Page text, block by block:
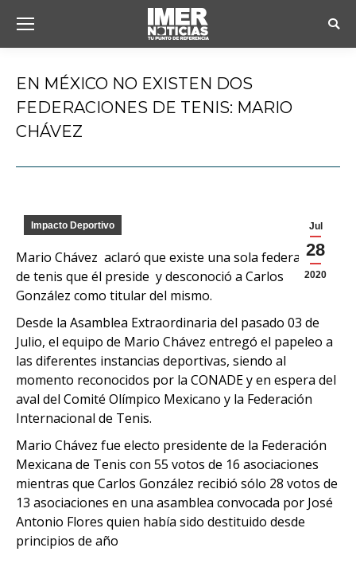
EN MÉXICO NO EXISTEN DOS
FEDERACIONES DE TENIS: MARIO
CHÁVEZ
Jul
28
2020
Impacto Deportivo
Mario Chávez aclaró que existe una sola federación
de tenis que él preside y desconoció a Carlos
González como titular del mismo.
Desde la Asamblea Extraordinaria del pasado 03 de
Julio, el equipo de Mario Chávez entregó el papeleo a
las diferentes instancias deportivas, siendo al
momento reconocidos por la CONADE y en espera del
aval del Comité Olímpico Mexicano y la Federación
Internacional de Tenis.
Mario Chávez fue electo presidente de la Federación
Mexicana de Tenis con 55 votos de 16 asociaciones
mientras que Carlos González recibió sólo 28 votos de
13 asociaciones en una asamblea convocada por José
Antonio Flores quien había sido destituido desde
principios de año